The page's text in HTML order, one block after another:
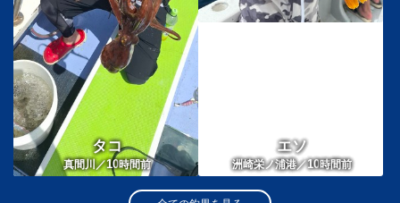
タコ
真間川／10時間前
エソ
洲崎栄ノ浦港／10時間前